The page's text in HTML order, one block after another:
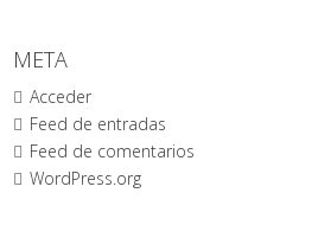
META
Acceder
Feed de entradas
Feed de comentarios
WordPress.org